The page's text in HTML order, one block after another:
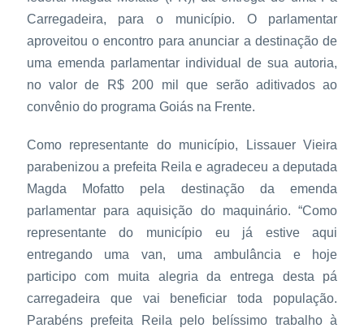
Carregadeira, para o município. O parlamentar
aproveitou o encontro para anunciar a destinação de
uma emenda parlamentar individual de sua autoria,
no valor de R$ 200 mil que serão aditivados ao
convênio do programa Goiás na Frente.
Como representante do município, Lissauer Vieira
parabenizou a prefeita Reila e agradeceu a deputada
Magda Mofatto pela destinação da emenda
parlamentar para aquisição do maquinário. “Como
representante do município eu já estive aqui
entregando uma van, uma ambulância e hoje
participo com muita alegria da entrega desta pá
carregadeira que vai beneficiar toda população.
Parabéns prefeita Reila pelo belíssimo trabalho à